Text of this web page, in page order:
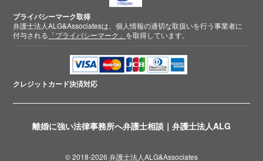
離婚に強い法律事務所へ弁護士相談｜弁護士法人ALG
プライバシーマーク取得
弁護士法人ALG&Associatesは、個人情報の適切な取扱いを行う事業者に
付与される 「プライバシーマーク」 を取得しています。
クレジットカード決済対応
© 2018-2026 弁護士法人ALG&Associates